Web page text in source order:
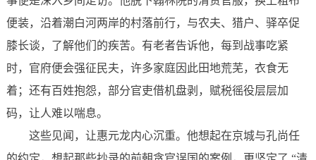
便装，沿着潮白河两岸的村落前行，与农夫、猎户、驿卒促
膝长谈，了解他们的疾苦。有老者告诉他，每到战事吃紧
时，官府便会强征民夫，许多家庭因此田地荒芜，衣食无
着；还有百姓抱怨，部分官吏借机盘剥，赋税徭役层层加
码，让人难以喘息。
这些见闻，让惠元龙内心沉重。他想起在京城与孔尚任